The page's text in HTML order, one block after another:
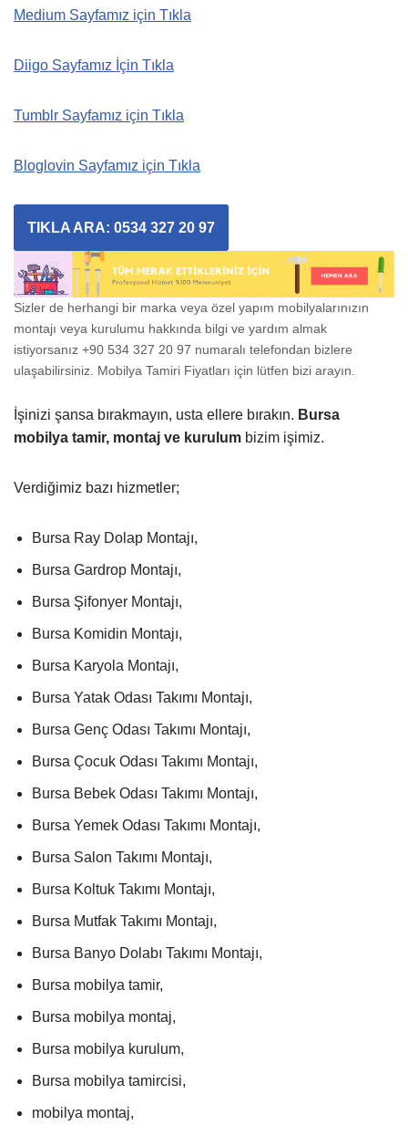
Medium Sayfamız için Tıkla
Diigo Sayfamız İçin Tıkla
Tumblr Sayfamız için Tıkla
Bloglovin Sayfamız için Tıkla
TIKLA ARA: 0534 327 20 97
Sizler de herhangi bir marka veya özel yapım mobilyalarınızın
montajı veya kurulumu hakkında bilgi ve yardım almak
istiyorsanız +90 534 327 20 97 numaralı telefondan bizlere
ulaşabilirsiniz. Mobilya Tamiri Fiyatları için lütfen bizi arayın.
İşinizi şansa bırakmayın, usta ellere bırakın. Bursa
mobilya tamir, montaj ve kurulum bizim işimiz.
Verdiğimiz bazı hizmetler;
Bursa Ray Dolap Montajı,
Bursa Gardrop Montajı,
Bursa Şifonyer Montajı,
Bursa Komidin Montajı,
Bursa Karyola Montajı,
Bursa Yatak Odası Takımı Montajı,
Bursa Genç Odası Takımı Montajı,
Bursa Çocuk Odası Takımı Montajı,
Bursa Bebek Odası Takımı Montajı,
Bursa Yemek Odası Takımı Montajı,
Bursa Salon Takımı Montajı,
Bursa Koltuk Takımı Montajı,
Bursa Mutfak Takımı Montajı,
Bursa Banyo Dolabı Takımı Montajı,
Bursa mobilya tamir,
Bursa mobilya montaj,
Bursa mobilya kurulum,
Bursa mobilya tamircisi,
mobilya montaj,